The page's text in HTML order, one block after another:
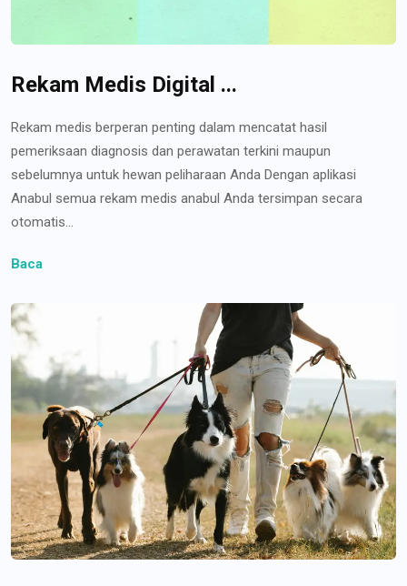
Rekam Medis Digital ...
Rekam medis berperan penting dalam mencatat hasil
pemeriksaan diagnosis dan perawatan terkini maupun
sebelumnya untuk hewan peliharaan Anda Dengan aplikasi
Anabul semua rekam medis anabul Anda tersimpan secara
otomatis...
Baca